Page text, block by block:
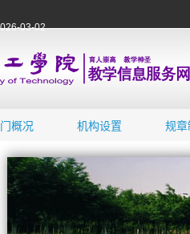
03-02
概况 机构设置 规章